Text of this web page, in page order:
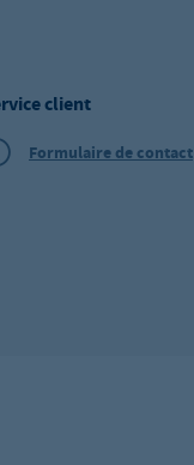
client
Formulaire de contact